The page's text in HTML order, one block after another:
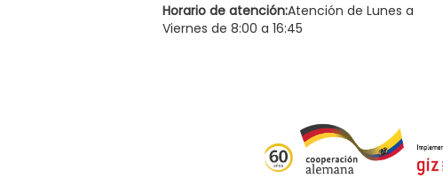
Horario de atención:Atención de Lunes a
Viernes de 8:00 a 16:45